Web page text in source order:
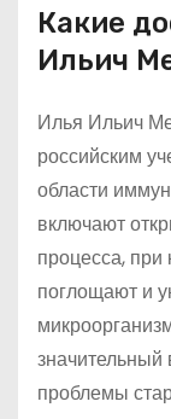
Какие
Ильич
Илья Ильич
российским
области
включают
процесса, при
поглощают и
значительный
проблемы